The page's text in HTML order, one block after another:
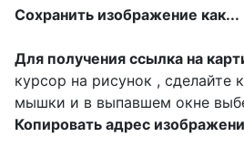
Сохранить изображение как...
Для получения ссылка на
курсор на рисунок , сделайте
мышки и в выпавшем окне
Копировать адрес